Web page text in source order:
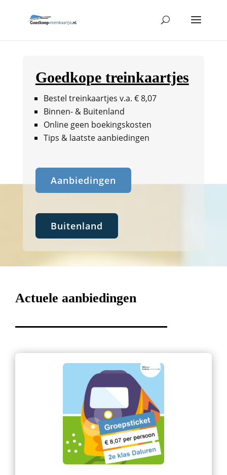
Goedkope treinkaartjes
Bestel treinkaartjes v.a. € 8,07
Binnen- & Buitenland
Online geen boekingskosten
Tips & laatste aanbiedingen
Aanbiedingen
Buitenland
Actuele aanbiedingen